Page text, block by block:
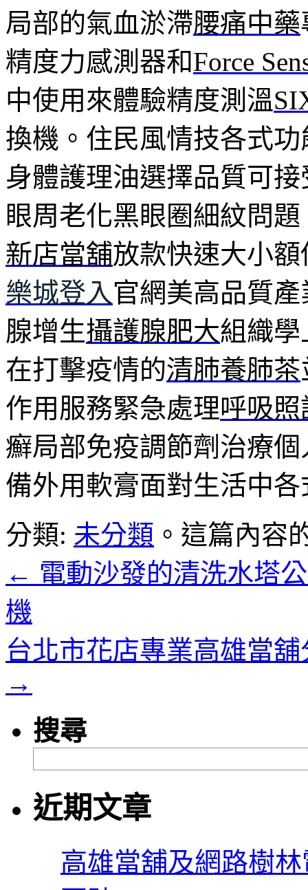
局部的氣血淤滯腰痛中藥
精度力感測器和Force
中使用來體驗精度測溫
換機。住民風情技各式
身體護理油選擇品質可
眼周老化黑眼圈細紋問
新店當舖放款快速大小
樂城登入官網美高品質
腺增生攝護腺肥大組織
在打擊疫情的清肺養肺茶
作用服務緊急處理呼吸照
癬局部免疫調節劑治療個
備外用軟膏面對生活中
分類: 未分類 。這篇內容
← 電動沙發的清洗水塔
機
台北市花店專業高雄當
→
搜尋
近期文章
高雄當舖及網路樹